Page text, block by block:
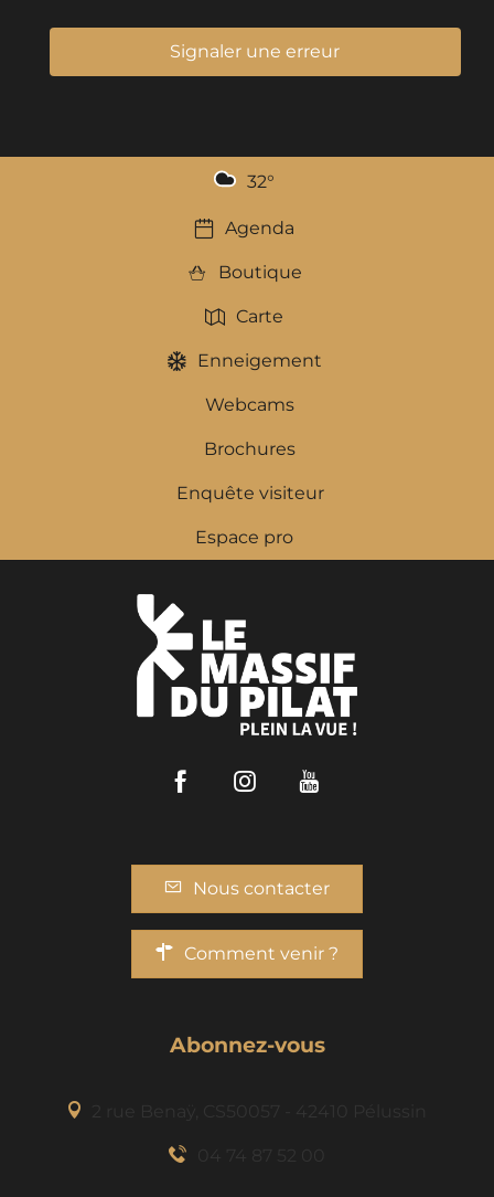
Signaler une erreur
32°
Agenda
Boutique
Carte
Enneigement
Webcams
Brochures
Enquête visiteur
Espace pro
FacebookInstagram
Nous contacter
Comment venir ?
Abonnez-vous